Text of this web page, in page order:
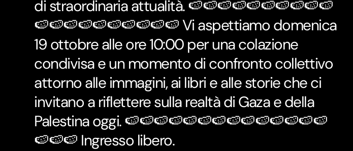
di straordinaria attualità. 🍉🍉🍉🍉🍉🍉🍉🍉🍉🍉
🍉🍉🍉🍉🍉🍉🍉🍉🍉🍉 Vi aspettiamo domenica
19 ottobre alle ore 10:00 per una colazione
condivisa e un momento di confronto collettivo
attorno alle immagini, ai libri e alle storie che ci
invitano a riflettere sulla realtà di Gaza e della
Palestina oggi. 🍉🍉🍉🍉🍉🍉🍉🍉🍉🍉🍉🍉🍉🍉
🍉🍉🍉 Ingresso libero.